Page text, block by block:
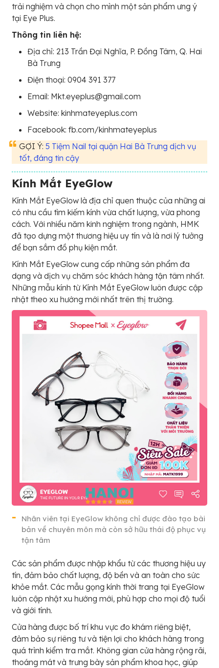
trải nghiệm và chọn cho mình một sản phẩm ưng ý
tại Eye Plus.
Thông tin liên hệ:
Địa chỉ: 213 Trần Đại Nghĩa, P. Đồng Tâm, Q. Hai
Bà Trưng
Điện thoại: 0904 391 377
Email: Mkt.eyeplus@gmail.com
Website: kinhmateyeplus.com
Facebook: fb.com/kinhmateyeplus
GỢI Ý: 5 Tiệm Nail tại quận Hai Bà Trưng dịch vụ
tốt, đáng tin cậy
Kính Mắt EyeGlow
Kính Mắt EyeGlow là địa chỉ quen thuộc của những ai
có nhu cầu tìm kiếm kính vừa chất lượng, vừa phong
cách. Với nhiều năm kinh nghiệm trong ngành, HMK
đã tạo dựng một thương hiệu uy tín và là nơi lý tưởng
để bạn sắm đồ phụ kiện mắt.
Kính Mắt EyeGlow cung cấp những sản phẩm đa
dạng và dịch vụ chăm sóc khách hàng tận tâm nhất.
Những mẫu kính từ Kính Mắt EyeGlow luôn được cập
nhật theo xu hướng mới nhất trên thị trường.
Nhân viên tại EyeGlow không chỉ được đào tạo bài
bản về chuyên môn mà còn sở hữu thái độ phục vụ
tận tâm
Các sản phẩm được nhập khẩu từ các thương hiệu uy
tín, đảm bảo chất lượng, độ bền và an toàn cho sức
khỏe mắt. Các mẫu gọng kính thời trang tại EyeGlow
luôn cập nhật xu hướng mới, phù hợp cho mọi độ tuổi
và giới tính.
Cửa hàng được bố trí khu vực đo khám riêng biệt,
đảm bảo sự riêng tư và tiện lợi cho khách hàng trong
quá trình kiểm tra mắt. Không gian cửa hàng rộng rãi,
thoáng mát và trưng bày sản phẩm khoa học, giúp